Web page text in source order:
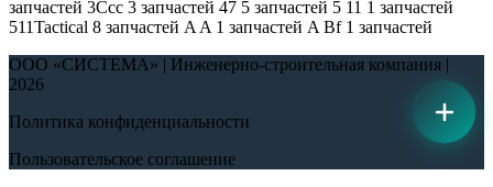
запчастей 3Ccc 3 запчастей 47 5 запчастей 5 11 1 запчастей
511Tactical 8 запчастей A A 1 запчастей A Bf 1 запчастей
ООО «СИСТЕМА» | Инженерно-строительная компания |
2026
Политика конфиденциальности
Пользовательское соглашение